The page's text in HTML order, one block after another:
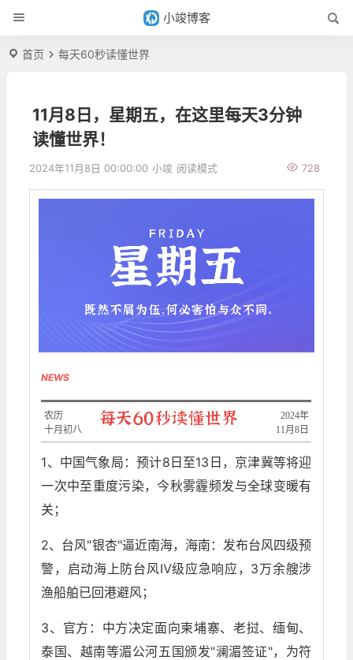
小竣博客
首页 每天60秒读懂世界
11月8日，星期五，在这里每天3分钟
读懂世界！
2024年11月8日 00:00:00 小竣 728
阅读模式
NEWS
2024年
11月8日
农历
十月初八
1、中国气象局：预计8日至13日，京津冀等将迎
一次中至重度污染，今秋雾霾频发与全球变暖有
关；
2、台风"银杏"逼近南海，海南：发布台风四级预
警，启动海上防台风Ⅳ级应急响应，3万余艘涉
渔船舶已回港避风；
3、官方：中方决定面向柬埔寨、老挝、缅甸、
泰国、越南等湄公河五国颁发"澜湄签证"，为符